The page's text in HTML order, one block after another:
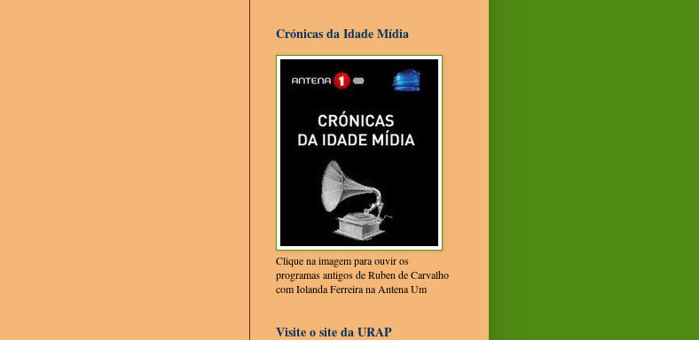
Crónicas da Idade Mídia
Clique na imagem para ouvir os
programas antigos de Ruben de Carvalho
com Iolanda Ferreira na Antena Um
Visite o site da URAP